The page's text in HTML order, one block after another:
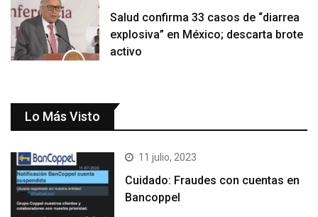
Salud confirma 33 casos de “diarrea
explosiva” en México; descarta brote
activo
Lo Más Visto
11 julio, 2023
Cuidado: Fraudes con cuentas en
Bancoppel